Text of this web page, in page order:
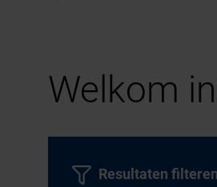
Welkom
Resultaten filteren